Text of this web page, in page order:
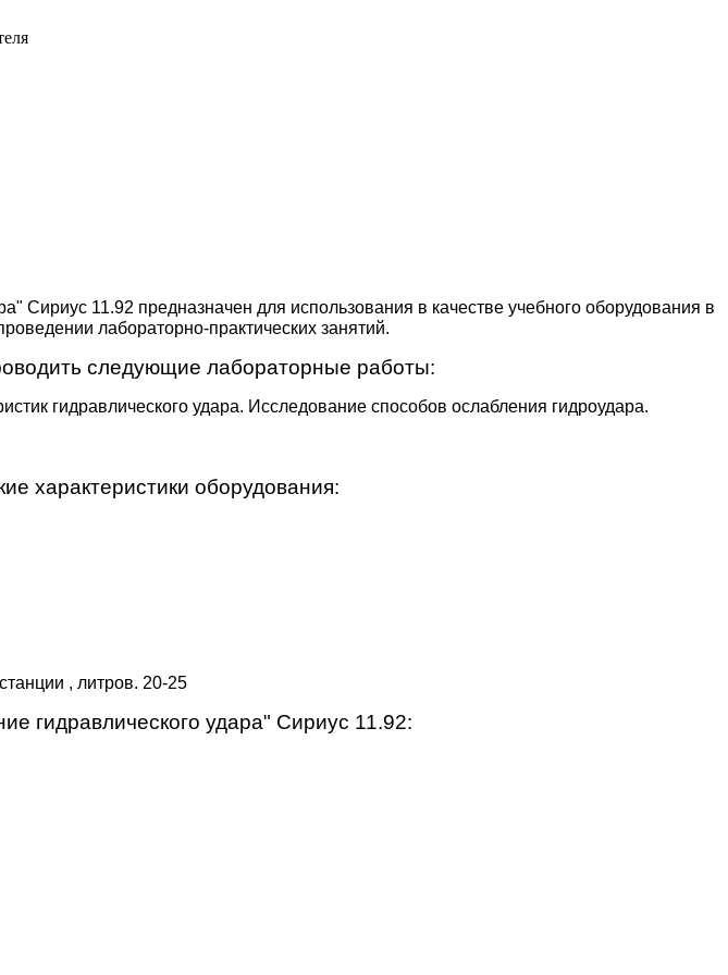
Сириус 11.92 предназначен для использования в качестве учебного оборудования в
лабораторно-практических занятий.
следующие лабораторные работы:
гидравлического удара. Исследование способов ослабления гидроудара.
характеристики оборудования:
, литров. 20-25
гидравлического удара" Сириус 11.92: